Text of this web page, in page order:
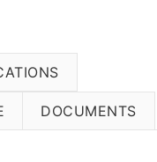
DOCUMENTS